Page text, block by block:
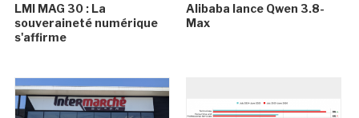
LMI MAG 30 : La
souveraineté numérique
s'affirme
Alibaba lance Qwen 3.8-
Max